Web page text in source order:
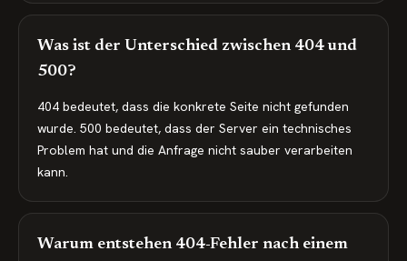
Was ist der Unterschied zwischen 404 und
500?
404 bedeutet, dass die konkrete Seite nicht gefunden
wurde. 500 bedeutet, dass der Server ein technisches
Problem hat und die Anfrage nicht sauber verarbeiten
kann.
Warum entstehen 404-Fehler nach einem